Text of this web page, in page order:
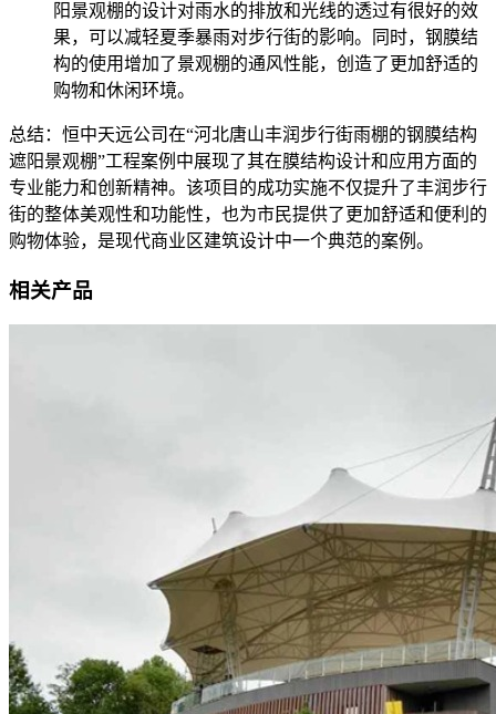
阳景观棚的设计对雨水的排放和光线的透过有很好的效
果，可以减轻夏季暴雨对步行街的影响。同时，钢膜结
构的使用增加了景观棚的通风性能，创造了更加舒适的
购物和休闲环境。
总结：恒中天远公司在“河北唐山丰润步行街雨棚的钢膜结构
遮阳景观棚”工程案例中展现了其在膜结构设计和应用方面的
专业能力和创新精神。该项目的成功实施不仅提升了丰润步行
街的整体美观性和功能性，也为市民提供了更加舒适和便利的
购物体验，是现代商业区建筑设计中一个典范的案例。
相关产品